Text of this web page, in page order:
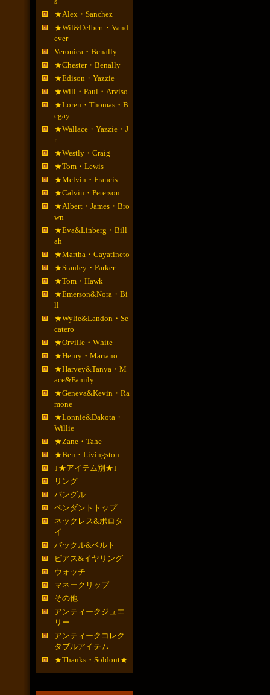
★Alex・Sanchez
★Wil&Delbert・Vand
ever
Veronica・Benally
★Chester・Benally
★Edison・Yazzie
★Will・Paul・Arviso
★Loren・Thomas・B
egay
★Wallace・Yazzie・J
r
★Westly・Craig
★Tom・Lewis
★Melvin・Francis
★Calvin・Peterson
★Albert・James・Bro
wn
★Eva&Linberg・Bill
ah
★Martha・Cayatineto
★Stanley・Parker
★Tom・Hawk
★Emerson&Nora・Bi
ll
★Wylie&Landon・Se
catero
★Orville・White
★Henry・Mariano
★Harvey&Tanya・M
ace&Family
★Geneva&Kevin・Ra
mone
★Lonnie&Dakota・
Willie
★Zane・Tahe
★Ben・Livingston
↓★アイテム別★↓
リング
バングル
ペンダントトップ
ネックレス&ボロタ
イ
バックル&ベルト
ピアス&イヤリング
ウォッチ
マネークリップ
その他
アンティークジュエ
リー
アンティークコレク
タブルアイテム
★Thanks・Soldout★